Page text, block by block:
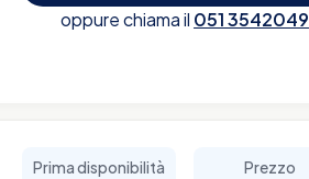
oppure chiama il 051 3542049
Prima disponibilità Prezzo